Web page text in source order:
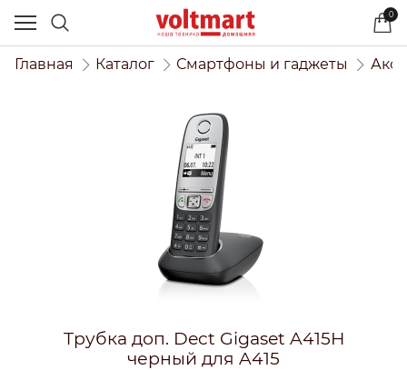
0
Главная Каталог Смартфоны и гаджеты
Трубка доп. Dect Gigaset A415H
черный для A415